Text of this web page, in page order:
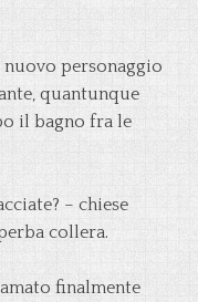
nuovo personaggio
quantunque
il bagno fra le
– chiese
collera.
finalmente